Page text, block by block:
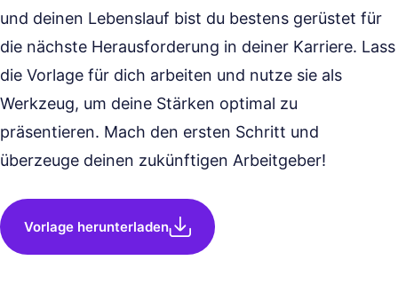
und deinen Lebenslauf bist du bestens gerüstet für
die nächste Herausforderung in deiner Karriere. Lass
die Vorlage für dich arbeiten und nutze sie als
Werkzeug, um deine Stärken optimal zu
präsentieren. Mach den ersten Schritt und
überzeuge deinen zukünftigen Arbeitgeber!
Vorlage herunterladen